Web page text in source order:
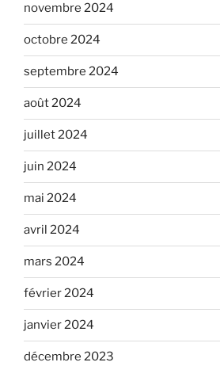
novembre 2024
octobre 2024
septembre 2024
août 2024
juillet 2024
juin 2024
mai 2024
avril 2024
mars 2024
février 2024
janvier 2024
décembre 2023